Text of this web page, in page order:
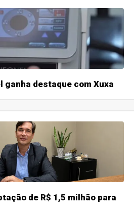
ganha destaque com Xuxa
de R$ 1,5 milhão para